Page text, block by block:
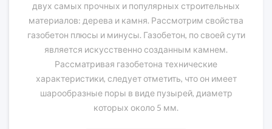
двух самых прочных и популярных строительных
материалов: дерева и камня. Рассмотрим свойства
газобетон плюсы и минусы. Газобетон, по своей сути
является искусственно созданным камнем.
Рассматривая газобетона технические
характеристики, следует отметить, что он имеет
шарообразные поры в виде пузырей, диаметр
которых около 5 мм.